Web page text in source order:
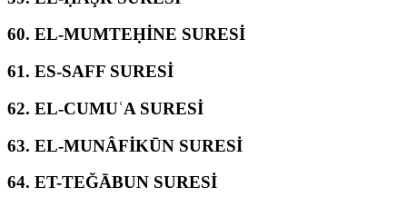
60. EL-MUMTEḤİNE SURESİ
61. ES-SAFF SURESİ
62. EL-CUMUʿA SURESİ
63. EL-MUNÂFİKŪN SURESİ
64. ET-TEĞĀBUN SURESİ